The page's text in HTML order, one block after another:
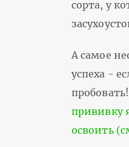
сорта, у
А самое
успеха -
прививку
освоить